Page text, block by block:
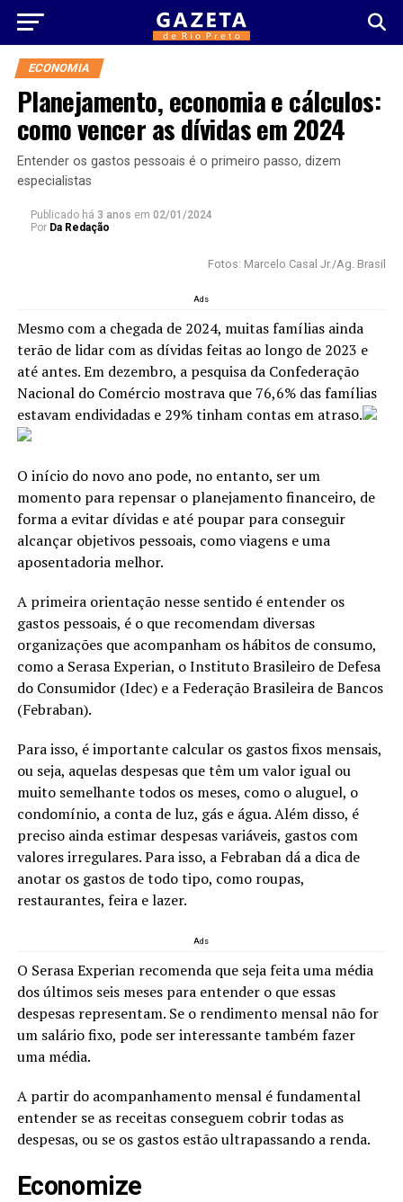
ECONOMIA
Planejamento, economia e cálculos:
como vencer as dívidas em 2024
Entender os gastos pessoais é o primeiro passo, dizem
especialistas
Publicado há 3 anos em 02/01/2024
Por Da Redação
Fotos: Marcelo Casal Jr./Ag. Brasil
Ads
Mesmo com a chegada de 2024, muitas famílias ainda
terão de lidar com as dívidas feitas ao longo de 2023 e
até antes. Em dezembro, a pesquisa da Confederação
Nacional do Comércio mostrava que 76,6% das famílias
estavam endividadas e 29% tinham contas em atraso.
O início do novo ano pode, no entanto, ser um
momento para repensar o planejamento financeiro, de
forma a evitar dívidas e até poupar para conseguir
alcançar objetivos pessoais, como viagens e uma
aposentadoria melhor.
A primeira orientação nesse sentido é entender os
gastos pessoais, é o que recomendam diversas
organizações que acompanham os hábitos de consumo,
como a Serasa Experian, o Instituto Brasileiro de Defesa
do Consumidor (Idec) e a Federação Brasileira de Bancos
(Febraban).
Para isso, é importante calcular os gastos fixos mensais,
ou seja, aquelas despesas que têm um valor igual ou
muito semelhante todos os meses, como o aluguel, o
condomínio, a conta de luz, gás e água. Além disso, é
preciso ainda estimar despesas variáveis, gastos com
valores irregulares. Para isso, a Febraban dá a dica de
anotar os gastos de todo tipo, como roupas,
restaurantes, feira e lazer.
Ads
O Serasa Experian recomenda que seja feita uma média
dos últimos seis meses para entender o que essas
despesas representam. Se o rendimento mensal não for
um salário fixo, pode ser interessante também fazer
uma média.
A partir do acompanhamento mensal é fundamental
entender se as receitas conseguem cobrir todas as
despesas, ou se os gastos estão ultrapassando a renda.
Economize